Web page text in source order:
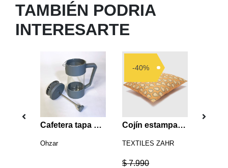
TAMBIÉN PODRIA
INTERESARTE
Cafetera tapa color 350ml
Ohzar
-40%
Cojín estampado amarillo
TEXTILES ZAHR
$ 7.990